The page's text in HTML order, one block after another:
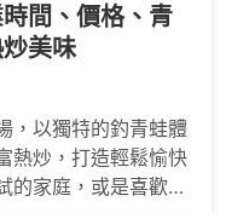
間、價格、青
美味
，以獨特的釣青蛙體
熱炒，打造輕鬆愉快
的家庭，或是喜歡挑